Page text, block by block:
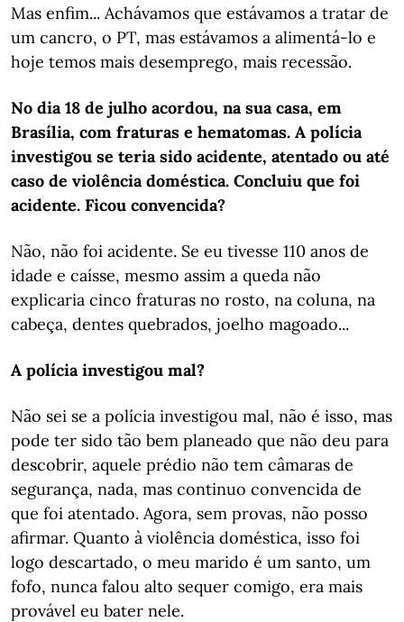
Mas enfim... Achávamos que estávamos a tratar de
um cancro, o PT, mas estávamos a alimentá-lo e
hoje temos mais desemprego, mais recessão.
No dia 18 de julho acordou, na sua casa, em
Brasília, com fraturas e hematomas. A polícia
investigou se teria sido acidente, atentado ou até
caso de violência doméstica. Concluiu que foi
acidente. Ficou convencida?
Não, não foi acidente. Se eu tivesse 110 anos de
idade e caísse, mesmo assim a queda não
explicaria cinco fraturas no rosto, na coluna, na
cabeça, dentes quebrados, joelho magoado...
A polícia investigou mal?
Não sei se a polícia investigou mal, não é isso, mas
pode ter sido tão bem planeado que não deu para
descobrir, aquele prédio não tem câmaras de
segurança, nada, mas continuo convencida de
que foi atentado. Agora, sem provas, não posso
afirmar. Quanto à violência doméstica, isso foi
logo descartado, o meu marido é um santo, um
fofo, nunca falou alto sequer comigo, era mais
provável eu bater nele.